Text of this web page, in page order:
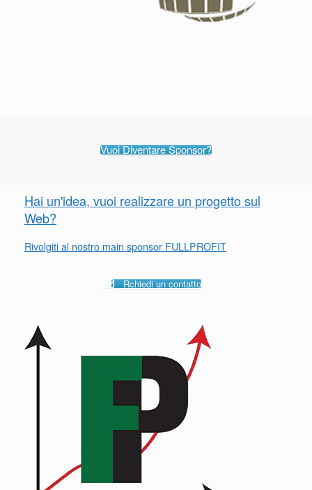
Vuoi Diventare Sponsor?
Hai un'idea, vuoi realizzare un progetto sul
Web?
Rivolgiti al nostro main sponsor FULLPROFIT
Rchiedi un contatto